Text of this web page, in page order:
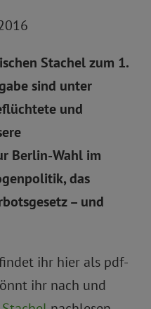
Stachel zum 1.
sind unter
und
Berlin-Wahl im
das
– und
ihr hier als pdf-
ihr nach und